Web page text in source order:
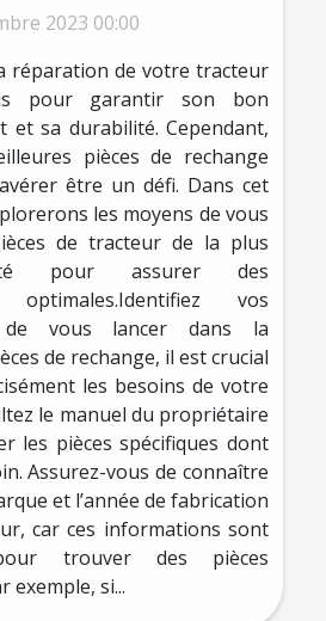
2023 00:00
réparation de votre tracteur
pour garantir son bon
et sa durabilité. Cependant,
pièces de rechange
être un défi. Dans cet
les moyens de vous
de tracteur de la plus
pour assurer des
optimales.Identifiez vos
de vous lancer dans la
de rechange, il est crucial
les besoins de votre
le manuel du propriétaire
les pièces spécifiques dont
Assurez-vous de connaître
et l’année de fabrication
car ces informations sont
trouver des pièces
exemple, si...